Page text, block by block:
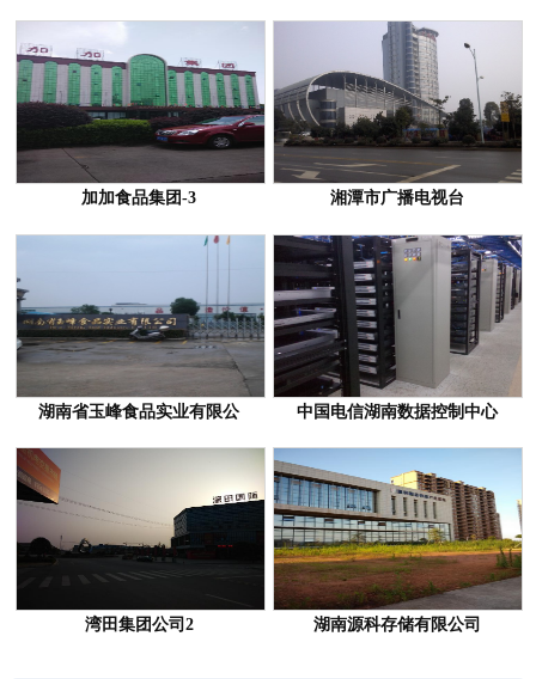
加加食品集团-3 湘潭市广播电视台
湖南省玉峰食品实业有限公 中国电信湖南数据控制中心
湾田集团公司2 湖南源科存储有限公司